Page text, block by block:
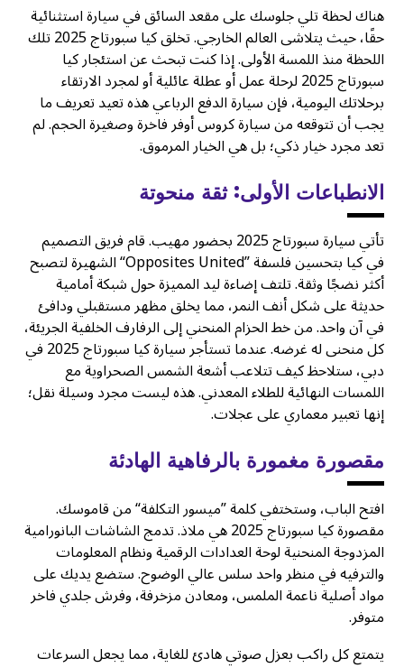
هناك لحظة تلي جلوسك على مقعد السائق في سيارة استثنائية
حقًا، حيث يتلاشى العالم الخارجي. تخلق كيا سبورتاج 2025 تلك
اللحظة منذ اللمسة الأولى. إذا كنت تبحث عن استئجار كيا
سبورتاج 2025 لرحلة عمل أو عطلة عائلية أو لمجرد الارتقاء
برحلاتك اليومية، فإن سيارة الدفع الرباعي هذه تعيد تعريف ما
يجب أن تتوقعه من سيارة كروس أوفر فاخرة وصغيرة الحجم. لم
تعد مجرد خيار ذكي؛ بل هي الخيار المرموق.
الانطباعات الأولى: ثقة منحوتة
تأتي سيارة سبورتاج 2025 بحضور مهيب. قام فريق التصميم
في كيا بتحسين فلسفة ”Opposites United“ الشهيرة لتصبح
أكثر نضجًا وثقة. تلتف إضاءة ليد المميزة حول شبكة أمامية
حديثة على شكل أنف النمر، مما يخلق مظهر مستقبلي ودافئ
في آن واحد. من خط الحزام المنحني إلى الرفارف الخلفية الجريئة،
كل منحنى له غرضه. عندما تستأجر سيارة كيا سبورتاج 2025 في
دبي، ستلاحظ كيف تتلاعب أشعة الشمس الصحراوية مع
اللمسات النهائية للطلاء المعدني. هذه ليست مجرد وسيلة نقل؛
إنها تعبير معماري على عجلات.
مقصورة مغمورة بالرفاهية الهادئة
افتح الباب، وستختفي كلمة ”ميسور التكلفة“ من قاموسك.
مقصورة كيا سبورتاج 2025 هي ملاذ. تدمج الشاشات البانورامية
المزدوجة المنحنية لوحة العدادات الرقمية ونظام المعلومات
والترفيه في منظر واحد سلس عالي الوضوح. ستضع يديك على
مواد أصلية ناعمة الملمس، ومعادن مزخرفة، وفرش جلدي فاخر
متوفر.
يتمتع كل راكب بعزل صوتي هادئ للغاية، مما يجعل السرعات